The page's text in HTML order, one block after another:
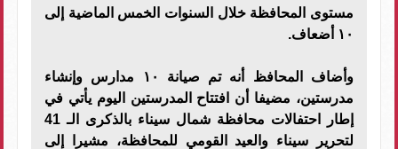
مستوى المحافظة خلال السنوات الخمس الماضية إلى
١٠ أضعاف.
وأضاف المحافظ أنه تم صيانة ١٠ مدارس وإنشاء
مدرستين، مضيفا أن افتتاح المدرستين اليوم يأتي في
إطار احتفالات محافظة شمال سيناء بالذكرى الـ 41
لتحرير سيناء والعيد القومي للمحافظة، مشيرا إلى